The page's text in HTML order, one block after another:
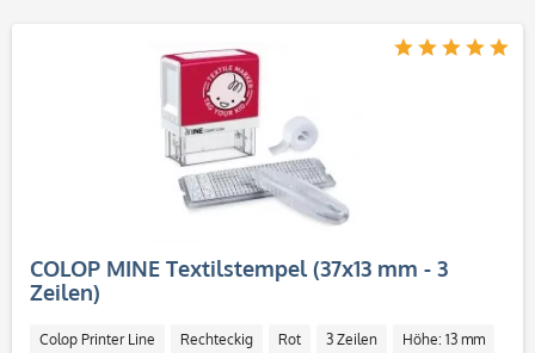
COLOP MINE Textilstempel (37x13 mm - 3
Zeilen)
Colop Printer Line Rechteckig Rot 3 Zeilen Höhe: 13 mm